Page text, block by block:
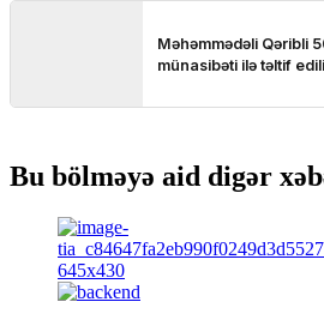
Bu bölməyə aid digər